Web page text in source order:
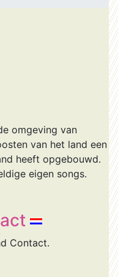
omgeving van
van het land een
heeft opgebouwd.
eigen songs.
Contact.